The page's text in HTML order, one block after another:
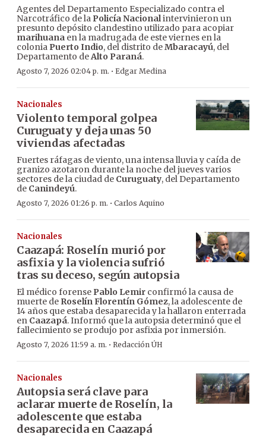
Agentes del Departamento Especializado contra el
Narcotráfico de la Policía Nacionalintervinieron un
presunto depósito clandestino utilizado para acopiar
marihuana en la madrugada de este viernes en la
colonia Puerto Indio, del distrito deMbaracayú, del
Departamento deAlto Paraná.
Agosto 7, 2026 02:04 p. m. · Edgar Medina
Nacionales
Violento temporal golpea
Curuguaty y deja unas 50
viviendas afectadas
Fuertes ráfagas de viento, una intensa lluvia y caída de
granizo azotaron durante la noche del jueves varios
sectores de la ciudad de Curuguaty, del Departamento
de Canindeyú.
Agosto 7, 2026 01:26 p. m. · Carlos Aquino
Nacionales
Caazapá: Roselín murió por
asfixia y la violencia sufrió
tras su deceso, según autopsia
El médico forense Pablo Lemir confirmó la causa de
muerte de Roselín Florentín Gómez, la adolescente de
14 años que estaba desaparecida y la hallaron enterrada
en Caazapá. Informó que la autopsia determinó que el
fallecimiento se produjo por asfixia por inmersión.
Agosto 7, 2026 11:59 a. m. · Redacción ÚH
Nacionales
Autopsia será clave para
aclarar muerte de Roselín, la
adolescente que estaba
desaparecida en Caazapá